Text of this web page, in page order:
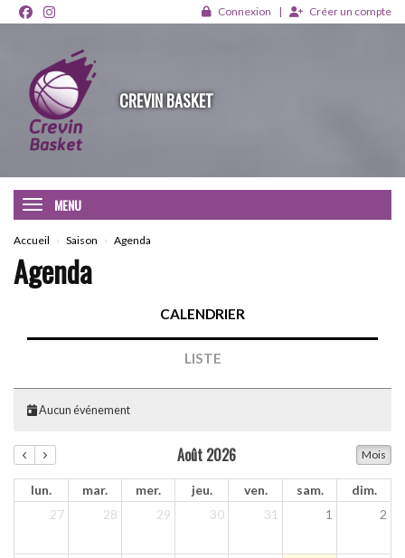
Connexion Créer un compte
CREVIN BASKET
MENU
Accueil Saison Agenda
Agenda
CALENDRIER
LISTE
Aucun événement
Août 2026 Mois
lun. mar. mer. jeu. ven. sam.
dim.
27
28 29 30 31 1 2
Panneau de gestion des cookies